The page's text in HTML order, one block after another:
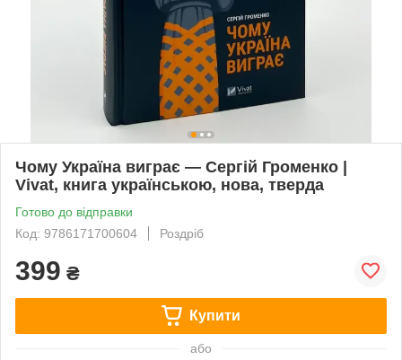
Чому Україна виграє — Сергій Громенко |
Vivat, книга українською, нова, тверда
Готово до відправки
Код: 9786171700604
Роздріб
399 ₴
Купити
або